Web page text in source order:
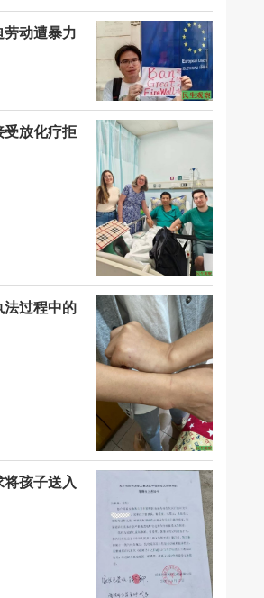
动遭暴力
放化疗拒
过程中的
孩子送入